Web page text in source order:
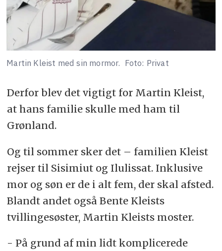
Martin Kleist med sin mormor. Foto: Privat
Derfor blev det vigtigt for Martin Kleist,
at hans familie skulle med ham til
Grønland.
Og til sommer sker det – familien Kleist
rejser til Sisimiut og Ilulissat. Inklusive
mor og søn er de i alt fem, der skal afsted.
Blandt andet også Bente Kleists
tvillingesøster, Martin Kleists moster.
- På grund af min lidt komplicerede